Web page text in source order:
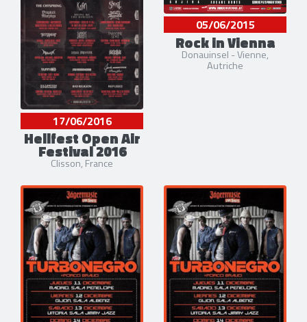
17/06/2016
Hellfest Open Air
Festival 2016
Clisson, France
05/06/2015
Rock in Vienna
Donauinsel - Vienne,
Autriche